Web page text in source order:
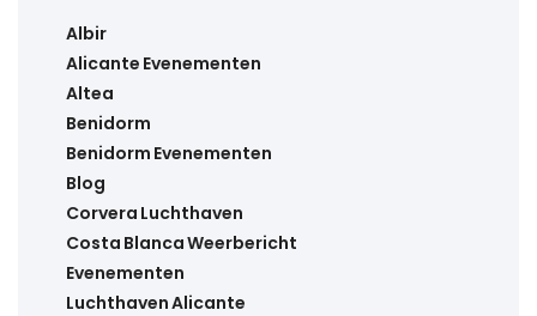
Albir
Alicante Evenementen
Altea
Benidorm
Benidorm Evenementen
Blog
Corvera Luchthaven
Costa Blanca Weerbericht
Evenementen
Luchthaven Alicante